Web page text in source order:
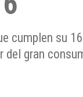
cumplen su
gran